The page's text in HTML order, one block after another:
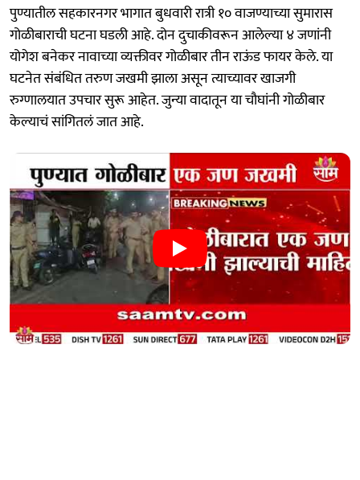
पुण्यातील सहकारनगर भागात बुधवारी रात्री १० वाजण्याच्या सुमारास
गोळीबाराची घटना घडली आहे. दोन दुचाकीवरून आलेल्या ४ जणांनी
योगेश बनेकर नावाच्या व्यक्तीवर गोळीबार तीन राऊंड फायर केले. या
घटनेत संबंधित तरुण जखमी झाला असून त्याच्यावर खाजगी
रुग्णालयात उपचार सुरू आहेत. जुन्या वादातून या चौघांनी गोळीबार
केल्याचं सांगितलं जात आहे.